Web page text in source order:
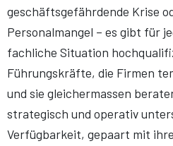
geschäftsgefährdende Krise
Personalmangel – es gibt für
fachliche Situation
Führungskräfte, die Firmen
und sie gleichermassen
strategisch und operativ
Verfügbarkeit, gepaart mit